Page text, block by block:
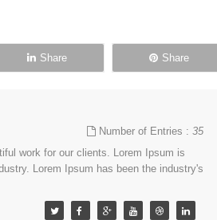
Share Share
Number of Entries :35
work for our clients. Lorem Ipsum is
Lorem Ipsum has been the industry's